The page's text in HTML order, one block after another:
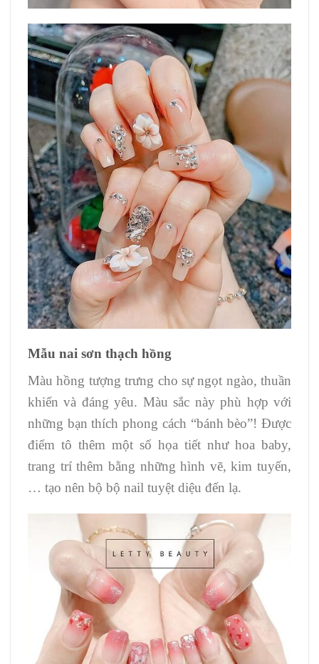
Mẫu nai sơn thạch hồng
Màu hồng tượng trưng cho sự ngọt ngào, thuần
khiến và đáng yêu. Màu sắc này phù hợp với
những bạn thích phong cách “bánh bèo”! Được
điểm tô thêm một số họa tiết như hoa baby,
trang trí thêm bằng những hình vẽ, kim tuyến,
… tạo nên bộ bộ nail tuyệt diệu đến lạ.